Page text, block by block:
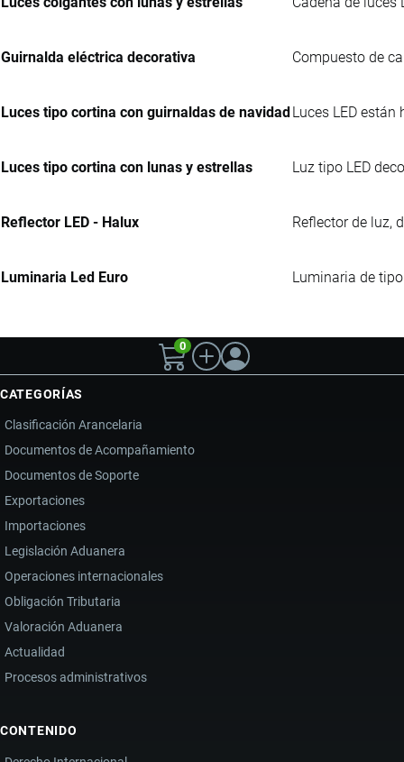
Guirnalda eléctrica decorativa Compuesto de
Luces tipo cortina con guirnaldas de navidad Luces LED
Luces tipo cortina con lunas y estrellas Luz tipo LED
Reflector LED - Halux Reflector de luz,
Luminaria Led Euro Luminaria de
0
CATEGORÍAS
Clasificación Arancelaria
Documentos de Acompañamiento
Documentos de Soporte
Exportaciones
Importaciones
Legislación Aduanera
Operaciones internacionales
Obligación Tributaria
Valoración Aduanera
Actualidad
Procesos administrativos
CONTENIDO